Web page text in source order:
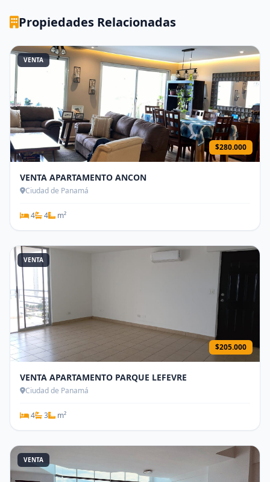
Propiedades Relacionadas
VENTA
$280.000
VENTA APARTAMENTO ANCON
Ciudad de Panamá
4 4 m²
VENTA
$205.000
VENTA APARTAMENTO PARQUE LEFEVRE
Ciudad de Panamá
4 3 m²
VENTA